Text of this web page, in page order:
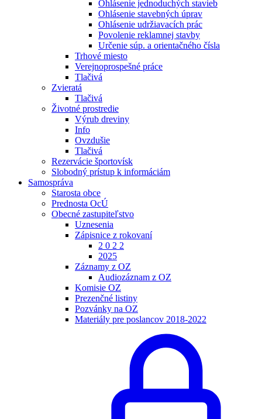
Ohlásenie jednoduchých stavieb
Ohlásenie stavebných úprav
Ohlásenie udržiavacích prác
Povolenie reklamnej stavby
Určenie súp. a orientačného čísla
Trhové miesto
Verejnoprospešné práce
Tlačivá
Zvieratá
Tlačivá
Životné prostredie
Výrub dreviny
Info
Ovzdušie
Tlačivá
Rezervácie športovísk
Slobodný prístup k informáciám
Samospráva
Starosta obce
Prednosta OcÚ
Obecné zastupiteľstvo
Uznesenia
Zápisnice z rokovaní
2 0 2 2
2025
Záznamy z OZ
Audiozáznam z OZ
Komisie OZ
Prezenčné listiny
Pozvánky na OZ
Materiály pre poslancov 2018-2022